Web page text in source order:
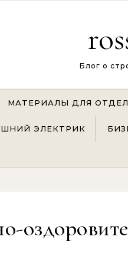
Блог о
МАТЕРИАЛЫ ДЛЯ
ЭЛЕКТРИК